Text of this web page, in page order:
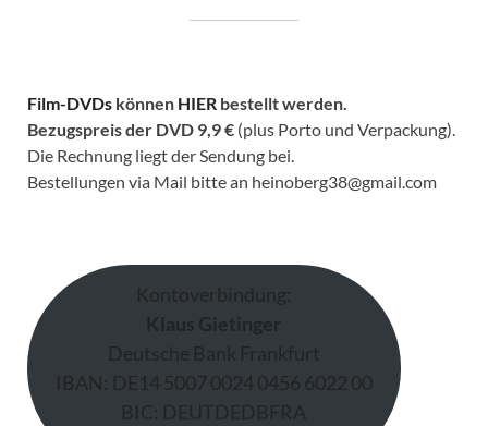
Film-DVDs können HIER bestellt werden.
Bezugspreis der DVD 9,9 € (plus Porto und Verpackung).
Die Rechnung liegt der Sendung bei.
Bestellungen via Mail bitte an heinoberg38@gmail.com
Kontoverbindung:
Klaus Gietinger
Deutsche Bank Frankfurt
IBAN: DE14 5007 0024 0456 6022 00
BIC: DEUTDEDBFRA